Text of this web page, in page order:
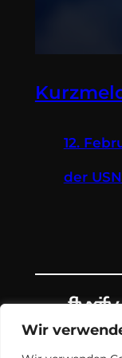
Wir
12.
der
Teil des